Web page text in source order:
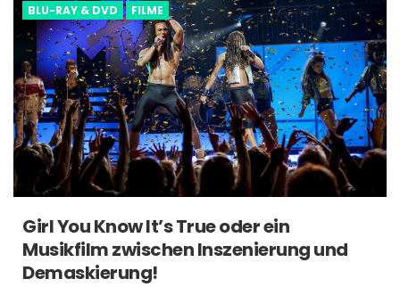
BLU-RAY & DVD FILME
Girl You Know It’s True oder ein
Musikfilm zwischen Inszenierung und
Demaskierung!